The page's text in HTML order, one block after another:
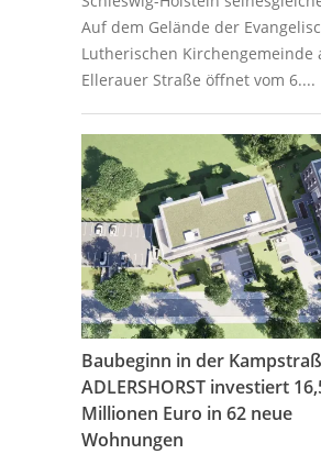
Auf dem Gelände der
Lutherischen Kirchengemeinde
Ellerauer Straße öffnet vom 6....
Baubeginn in der
ADLERSHORST investiert
Millionen Euro in 62 neue
Wohnungen